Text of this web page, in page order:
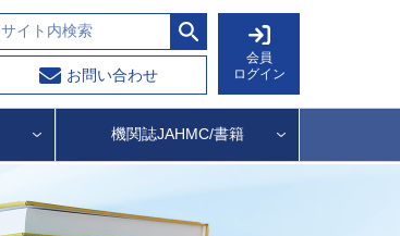
お問い合わせ
会員
ログイン
機関誌JAHMC/書籍